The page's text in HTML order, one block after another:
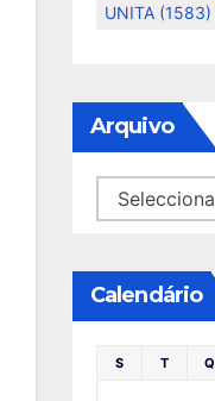
UNITA (1583)
Arquivo
Arquivo
Calendário
S T Q